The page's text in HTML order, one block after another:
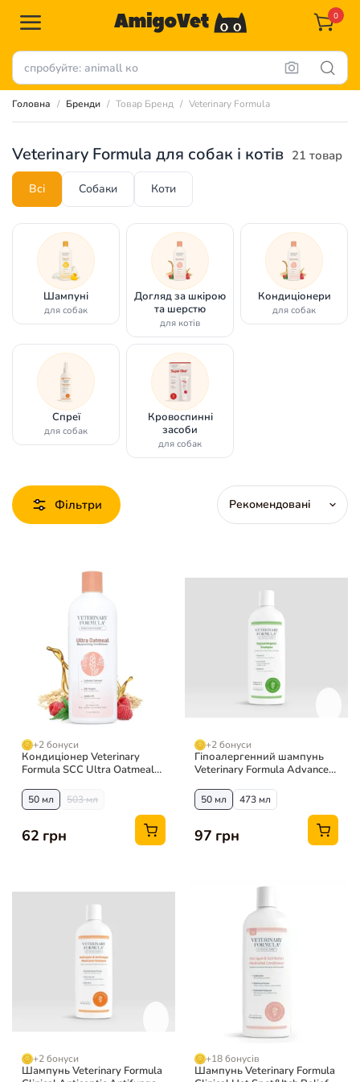
0
Головна Бренди Товар Бренд Veterinary Formula
Veterinary Formula для собак і котів 21 товар
Всі Собаки Коти
Шампуні
для собак
Догляд за шкірою
та шерстю
для котів
Кондиціонери
для собак
Спреї
для собак
Кровоспинні
засоби
для собак
Фільтри
+2 бонуси
Кондиціонер Veterinary
Formula SCC Ultra Oatmeal
котів
50 мл 503 мл
62 грн
+2 бонуси
Гіпоалергенний шампунь
Veterinary Formula Advanced
50 мл 473 мл
97 грн
+2 бонуси
Шампунь Veterinary Formula
+18 бонусів
Шампунь Veterinary Formula